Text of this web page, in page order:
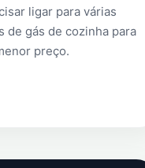
ligar para várias
de gás de cozinha para
preço.